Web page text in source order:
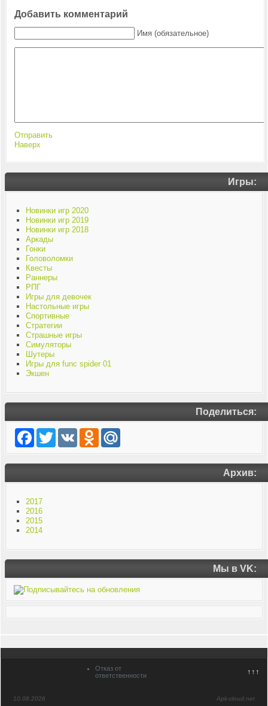
Добавить комментарий
Имя (обязательное)
Отправить
Наверх
Игры:
Новинки игр 2020
Новинки игр 2019
Новинки игр 2018
Аркады
Гонки
Головоломки
Квесты
Раннеры
РПГ
Игры для девочек
Настольные игры
Спортивные
Стратегии
Страшные игры
Симуляторы
Шутеры
Игры для func spider 01
Экшен
Поделиться:
Facebook
TwitterVK Odnoklassniki
Mail.Ru
Архив:
2017
2016
2015
2014
Мы в VK:
↑↑↑
Отказ от
ответственности
10.08.2026 Apk-cloud.net